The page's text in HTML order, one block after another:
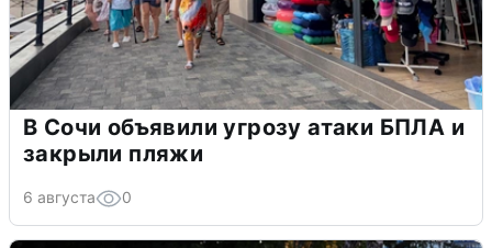
В Сочи объявили угрозу атаки БПЛА и
закрыли пляжи
6 августа 0